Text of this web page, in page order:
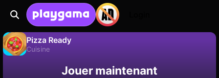
Pizza Ready
Cuisine
progression !
Non Enregistrer
Jouer maintenant